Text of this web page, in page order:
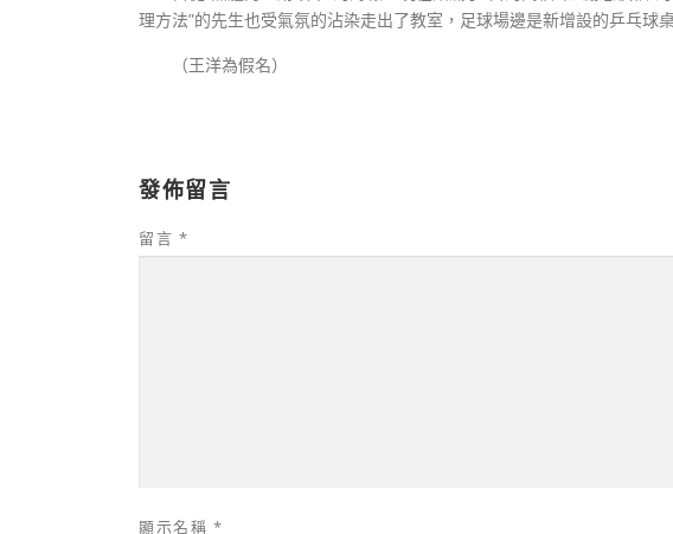
理方法”的先生也受氣氛的沾染走出了教室，足球場邊是新增設的乒乓球
（王洋為假名）
發佈留言
留言 *
顯示名稱 *